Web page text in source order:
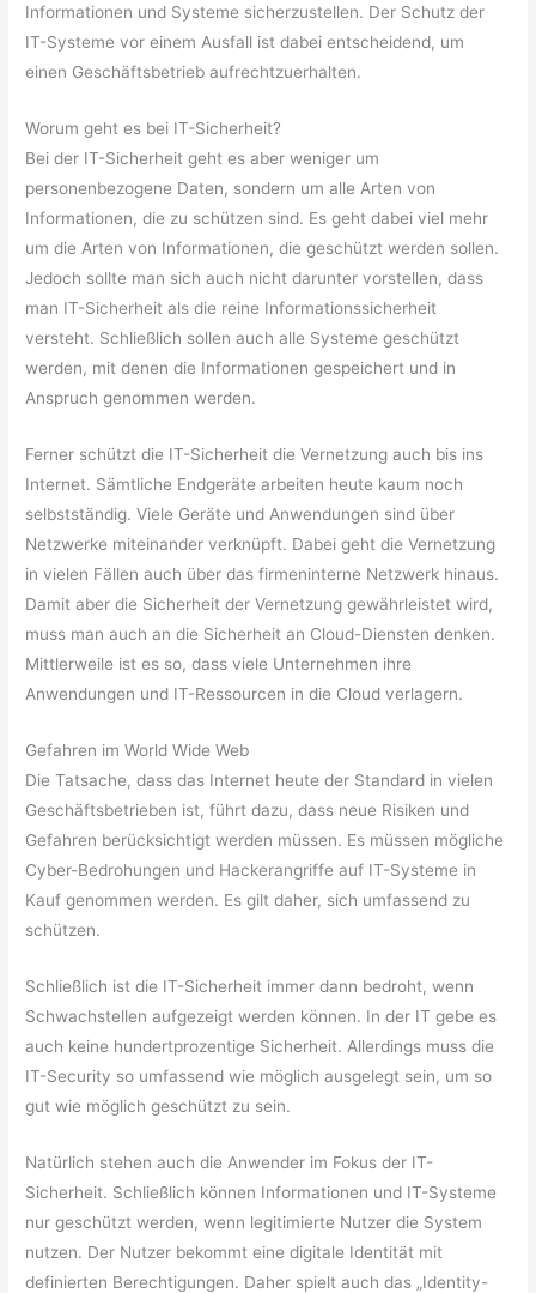
Informationen und Systeme sicherzustellen. Der Schutz der
IT-Systeme vor einem Ausfall ist dabei entscheidend, um
einen Geschäftsbetrieb aufrechtzuerhalten.
Worum geht es bei IT-Sicherheit?
Bei der IT-Sicherheit geht es aber weniger um
personenbezogene Daten, sondern um alle Arten von
Informationen, die zu schützen sind. Es geht dabei viel mehr
um die Arten von Informationen, die geschützt werden sollen.
Jedoch sollte man sich auch nicht darunter vorstellen, dass
man IT-Sicherheit als die reine Informationssicherheit
versteht. Schließlich sollen auch alle Systeme geschützt
werden, mit denen die Informationen gespeichert und in
Anspruch genommen werden.
Ferner schützt die IT-Sicherheit die Vernetzung auch bis ins
Internet. Sämtliche Endgeräte arbeiten heute kaum noch
selbstständig. Viele Geräte und Anwendungen sind über
Netzwerke miteinander verknüpft. Dabei geht die Vernetzung
in vielen Fällen auch über das firmeninterne Netzwerk hinaus.
Damit aber die Sicherheit der Vernetzung gewährleistet wird,
muss man auch an die Sicherheit an Cloud-Diensten denken.
Mittlerweile ist es so, dass viele Unternehmen ihre
Anwendungen und IT-Ressourcen in die Cloud verlagern.
Gefahren im World Wide Web
Die Tatsache, dass das Internet heute der Standard in vielen
Geschäftsbetrieben ist, führt dazu, dass neue Risiken und
Gefahren berücksichtigt werden müssen. Es müssen mögliche
Cyber-Bedrohungen und Hackerangriffe auf IT-Systeme in
Kauf genommen werden. Es gilt daher, sich umfassend zu
schützen.
Schließlich ist die IT-Sicherheit immer dann bedroht, wenn
Schwachstellen aufgezeigt werden können. In der IT gebe es
auch keine hundertprozentige Sicherheit. Allerdings muss die
IT-Security so umfassend wie möglich ausgelegt sein, um so
gut wie möglich geschützt zu sein.
Natürlich stehen auch die Anwender im Fokus der IT-
Sicherheit. Schließlich können Informationen und IT-Systeme
nur geschützt werden, wenn legitimierte Nutzer die System
nutzen. Der Nutzer bekommt eine digitale Identität mit
definierten Berechtigungen. Daher spielt auch das „Identity-